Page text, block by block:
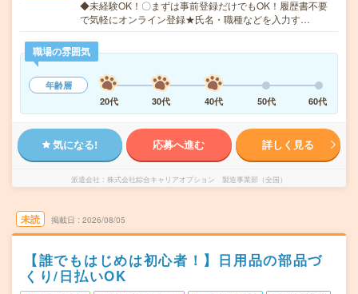
◆未経験OK！〇まずは事前登録だけでもOK！履歴書不要
で気軽にオンライン登録★氏名・職種などを入力す…
職場の雰囲気
年齢層
20代
30代 40代 50代 60代
気になる! 応募へ進む 詳しく見る
派遣会社 株式会社綜合キャリアオプション 製造事業部（全国）
未読 掲載日 2026/08/05
【誰でもはじめは初心者！】日用品の部品づ
くり/日払いOK